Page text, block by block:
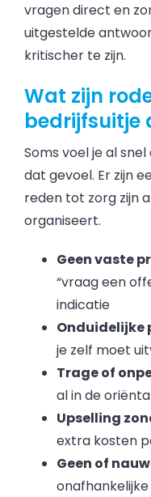
vragen direct en
uitgestelde
kritischer te zijn.
Wat zijn
bedrijfsuitje
Soms voel je al
dat gevoel. Er zijn
reden tot zorg zijn
organiseert.
Geen vaste
“vraag een
indicatie
je zelf moet
Trage of
al in de
Upselling
extra kosten
Geen of